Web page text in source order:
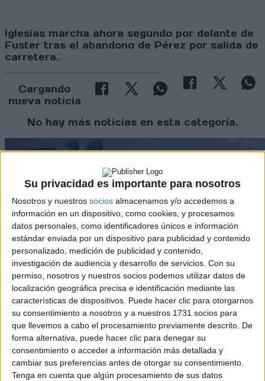
Su privacidad es importante para nosotros
Nosotros y nuestros socios almacenamos y/o accedemos a
información en un dispositivo, como cookies, y procesamos
datos personales, como identificadores únicos e información
estándar enviada por un dispositivo para publicidad y contenido
personalizado, medición de publicidad y contenido,
investigación de audiencia y desarrollo de servicios. Con su
permiso, nosotros y nuestros socios podemos utilizar datos de
localización geográfica precisa e identificación mediante las
características de dispositivos. Puede hacer clic para otorgarnos
su consentimiento a nosotros y a nuestros 1731 socios para
que llevemos a cabo el procesamiento previamente descrito. De
forma alternativa, puede hacer clic para denegar su
consentimiento o acceder a información más detallada y
cambiar sus preferencias antes de otorgar su consentimiento.
Tenga en cuenta que algún procesamiento de sus datos
Iglesias marcha ahora segundo por delante de
Fuster tras el abandono de Pérez por salida de
carretera.
Cargando
nueva noticia
No hay más noticias en esta categoría.
Rallyes
WRC
S-CER
ERC
CERA
CERT
Internacionales
Campeonatos Autonómicos
Históricos
Dakar
RallyCross